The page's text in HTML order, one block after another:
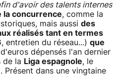
d'avoir des talents internes
la concurrence, comme la
mais aussi des
réalisés tant en termes
entretien du réseau...) que
dépensés l'an dernier
de la Liga espagnole, le
dans une vingtaine